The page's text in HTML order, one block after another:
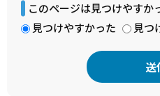
このページは見つけやすか
見つけやすかった
見つ